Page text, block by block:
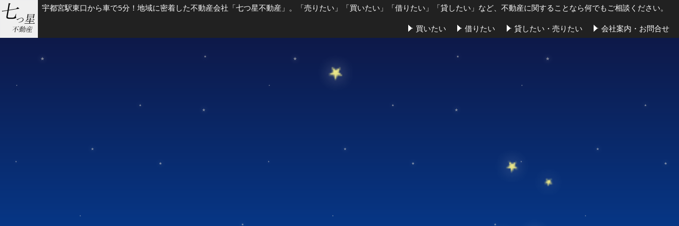
宇都宮駅東口から車で5分！地域に密着した不動産会社「七つ星不動産」。「売りたい」「買いたい」「借りたい」「貸したい」など、不動産に関することなら何でもご相談ください。
買いたい 借りたい 貸したい・売りたい 会社案内・お問合せ